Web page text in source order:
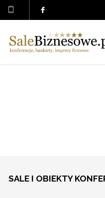
SALE I OBIEKTY